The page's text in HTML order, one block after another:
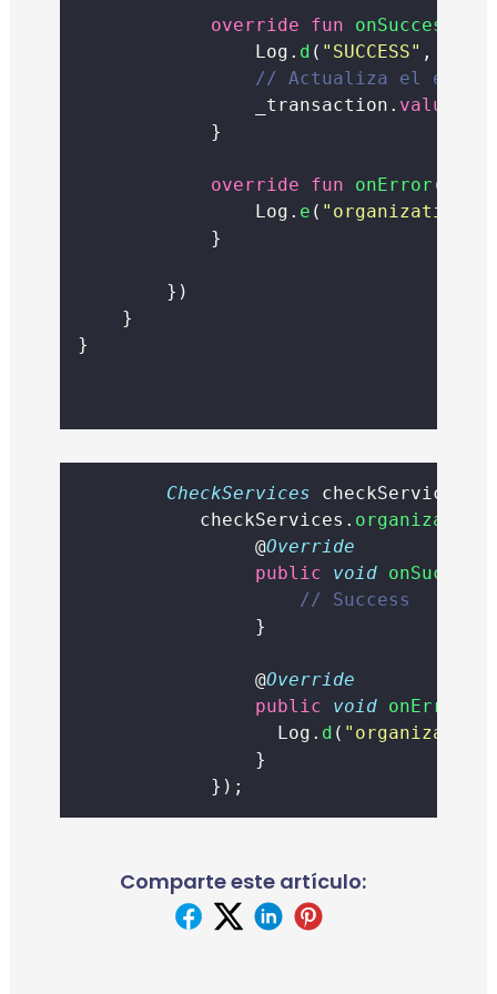
override fun onSuccessful
                Log.
d ( "SUCCESS" ,
// Actualiza el
                _transaction.
value
            }
override fun onError
			          Log.
e (
			      }
        })
    }
}
CheckServices checkServices
           checkServices.
                @
Override
public
void
// Success
                }
                @
Override
public
void onError
	                Log.
d ( "
		            }
            });
Comparte este artículo: